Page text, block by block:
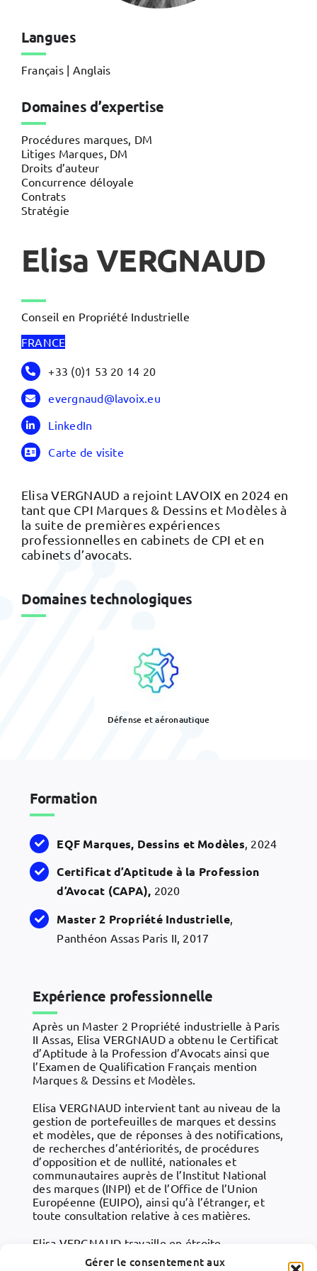
Gérer le consentement aux
Langues
Français | Anglais
Domaines d’expertise
Procédures marques, DM
Litiges Marques, DM
Droits d’auteur
Concurrence déloyale
Contrats
Stratégie
Elisa VERGNAUD
Conseil en Propriété Industrielle
FRANCE
+33 (0)1 53 20 14 20
evergnaud@lavoix.eu
LinkedIn
Carte de visite
Elisa VERGNAUD a rejoint LAVOIX en 2024 en
tant que CPI Marques & Dessins et Modèles à
la suite de premières expériences
professionnelles en cabinets de CPI et en
cabinets d’avocats.
Domaines technologiques
Défense et aéronautique
Formation
EQF Marques, Dessins et Modèles , 2024
Certificat d’Aptitude à la Profession
d’Avocat (CAPA), 2020
Master 2 Propriété Industrielle,
Panthéon Assas Paris II, 2017
Expérience professionnelle
Après un Master 2 Propriété industrielle à Paris
II Assas, Elisa VERGNAUD a obtenu le Certificat
d’Aptitude à la Profession d’Avocats ainsi que
l’Examen de Qualification Français mention
Marques & Dessins et Modèles.
Elisa VERGNAUD intervient tant au niveau de la
gestion de portefeuilles de marques et dessins
et modèles, que de réponses à des notifications,
de recherches d’antériorités, de procédures
d’opposition et de nullité, nationales et
communautaires auprès de l’Institut National
des marques (INPI) et de l’Office de l’Union
Européenne (EUIPO), ainsi qu’à l’étranger, et
toute consultation relative à ces matières.
Elisa VERGNAUD travaille en étroite
collaboration avec les associés de LAVOIX,